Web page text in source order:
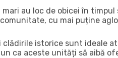
au loc de obicei în
cu mai puține
clădirile istorice sunt ideale
ca aceste unități să aibă